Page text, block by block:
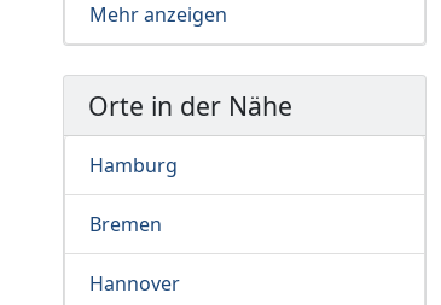
Mehr anzeigen
Orte in der Nähe
Hamburg
Bremen
Hannover